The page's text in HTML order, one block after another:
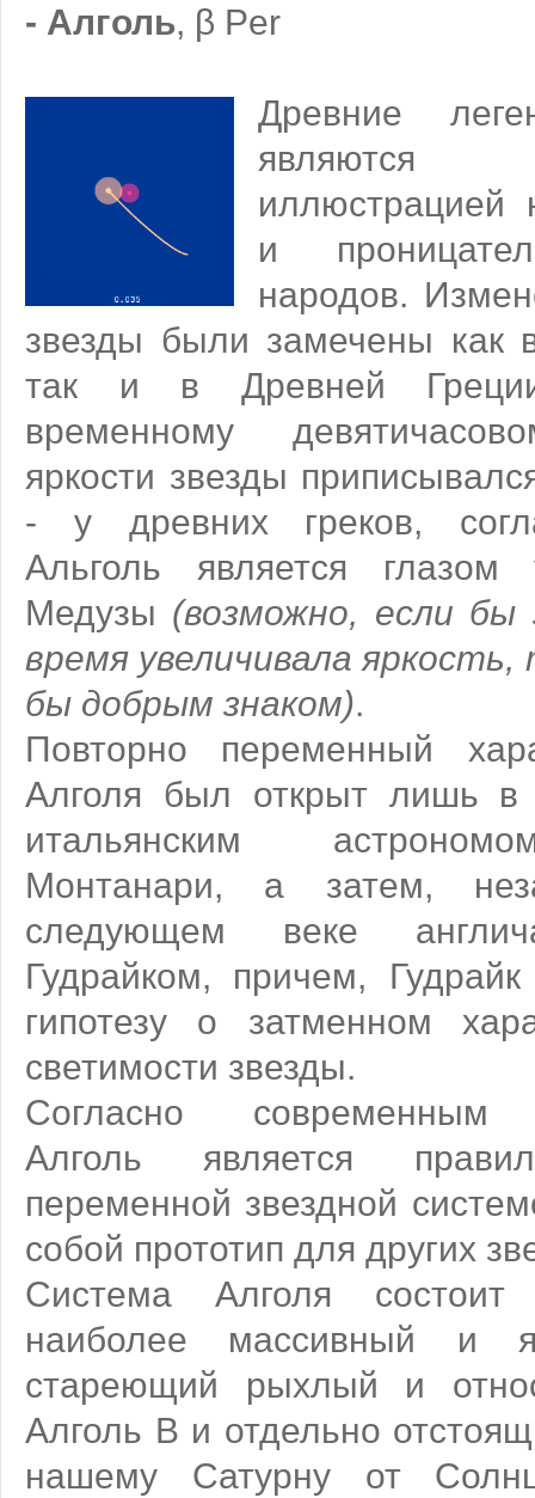
- Алголь, β Per
Древние
иллюстрацией
и
народов.
звезды были замечены как
так и в Древней
временному
яркости звезды
- у древних греков,
Альголь является глазом
Медузы (возможно, если
время увеличивала
бы добрым знаком).
Повторно переменный
Алголя был открыт лишь в
итальянским
Монтанари, а затем,
следующем веке
Гудрайком, причем,
гипотезу о затменном
светимости звезды.
Согласно современным
Алголь является
переменной звездной
собой прототип для других
Система Алголя
наиболее массивный и
стареющий рыхлый и
Алголь B и отдельно
нашему Сатурну от